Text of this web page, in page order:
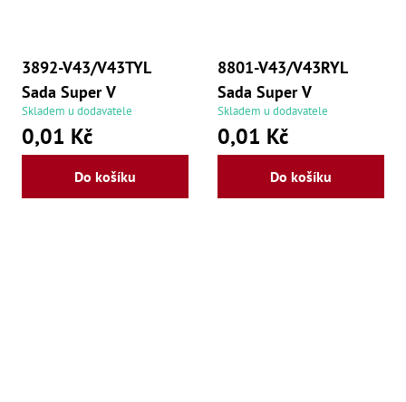
3892-V43/V43TYL
Sada Super V
Skladem u dodavatele
0,01 Kč
Do košíku
8801-V43/V43RYL
Sada Super V
Skladem u dodavatele
0,01 Kč
Do košíku